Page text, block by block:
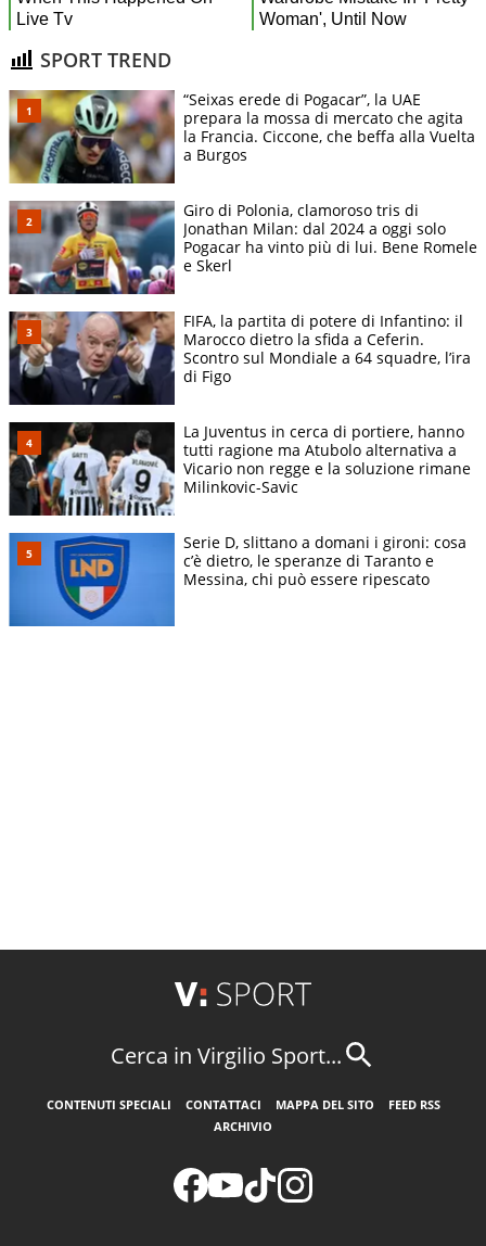
SPORT TREND
“Seixas erede di Pogacar”, la UAE
prepara la mossa di mercato che agita
la Francia. Ciccone, che beffa alla Vuelta
a Burgos
Giro di Polonia, clamoroso tris di
Jonathan Milan: dal 2024 a oggi solo
Pogacar ha vinto più di lui. Bene Romele
e Skerl
FIFA, la partita di potere di Infantino: il
Marocco dietro la sfida a Ceferin.
Scontro sul Mondiale a 64 squadre, l’ira
di Figo
La Juventus in cerca di portiere, hanno
tutti ragione ma Atubolo alternativa a
Vicario non regge e la soluzione rimane
Milinkovic-Savic
Serie D, slittano a domani i gironi: cosa
c’è dietro, le speranze di Taranto e
Messina, chi può essere ripescato
Cerca in Virgilio Sport...
CONTENUTI SPECIALI CONTATTACI MAPPA DEL SITO
FEED RSS
ARCHIVIO